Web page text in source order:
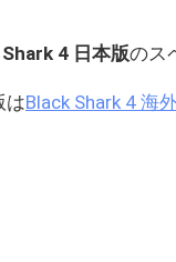
4 日本版のス
はBlack Shark 4 海